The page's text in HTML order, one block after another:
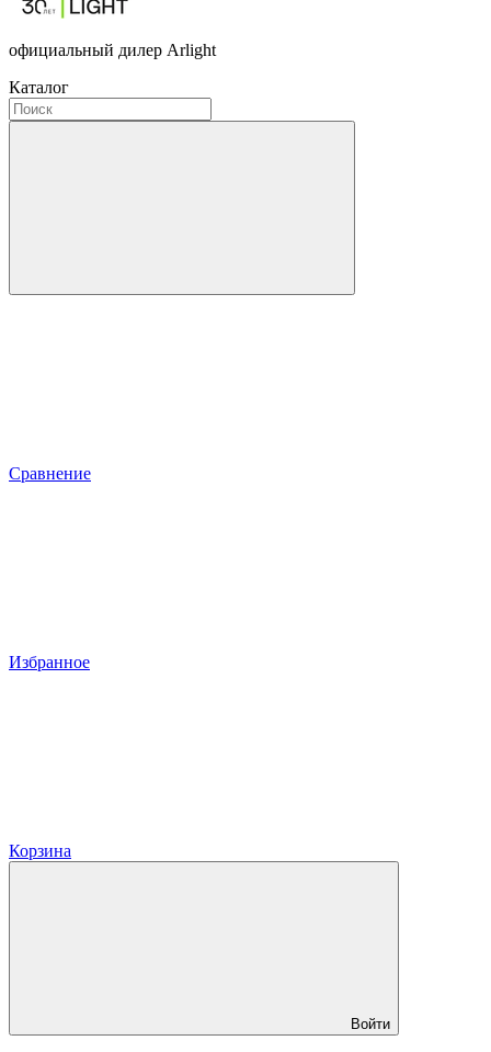
официальный дилер Arlight
Каталог
Сравнение
Избранное
Корзина
Войти